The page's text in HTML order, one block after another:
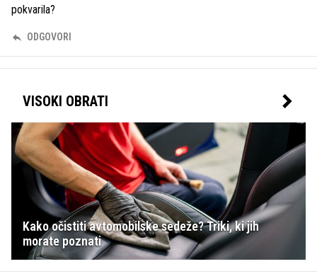
pokvarila?
ODGOVORI
VISOKI OBRATI
Kako očistiti avtomobilske sedeže? Triki, ki jih
morate poznati